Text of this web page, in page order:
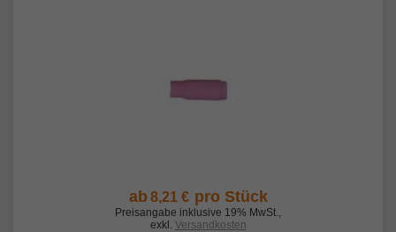
ab 8,21 € pro Stück
Preisangabe inklusive 19% MwSt.
exkl. Versandkosten